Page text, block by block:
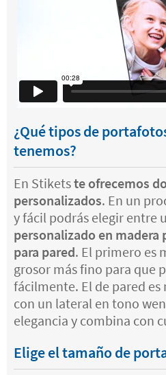
¿Qué tipos de
tenemos?
En Stiketste ofrecemos
personalizados. En un
y fácil podrás elegir entre
personalizado en madera
para pared. El primero es
grosor más fino para que
fácilmente. El de pared es
con un lateral en tono
elegancia y combina con
Elige el tamaño de